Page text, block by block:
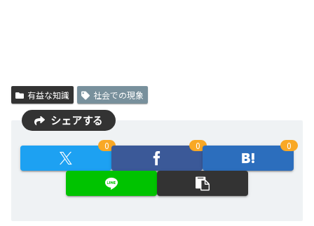
有益な知識 社会での現象
シェアする
0 0 0